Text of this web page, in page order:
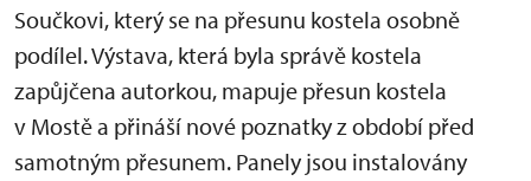
Součkovi, který se na přesunu kostela osobně
podílel. Výstava, která byla správě kostela
zapůjčena autorkou, mapuje přesun kostela
v Mostě a přináší nové poznatky z období před
samotným přesunem. Panely jsou instalovány